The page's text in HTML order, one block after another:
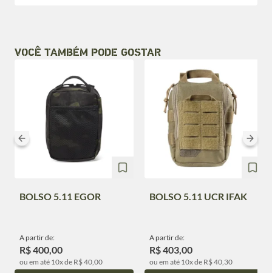
VOCÊ TAMBÉM PODE GOSTAR
BOLSO 5.11 EGOR
A partir de:
R$ 400,00
ou em até 10x de R$ 40,00
BOLSO 5.11 UCR IFAK
A partir de:
R$ 403,00
ou em até 10x de R$ 40,30